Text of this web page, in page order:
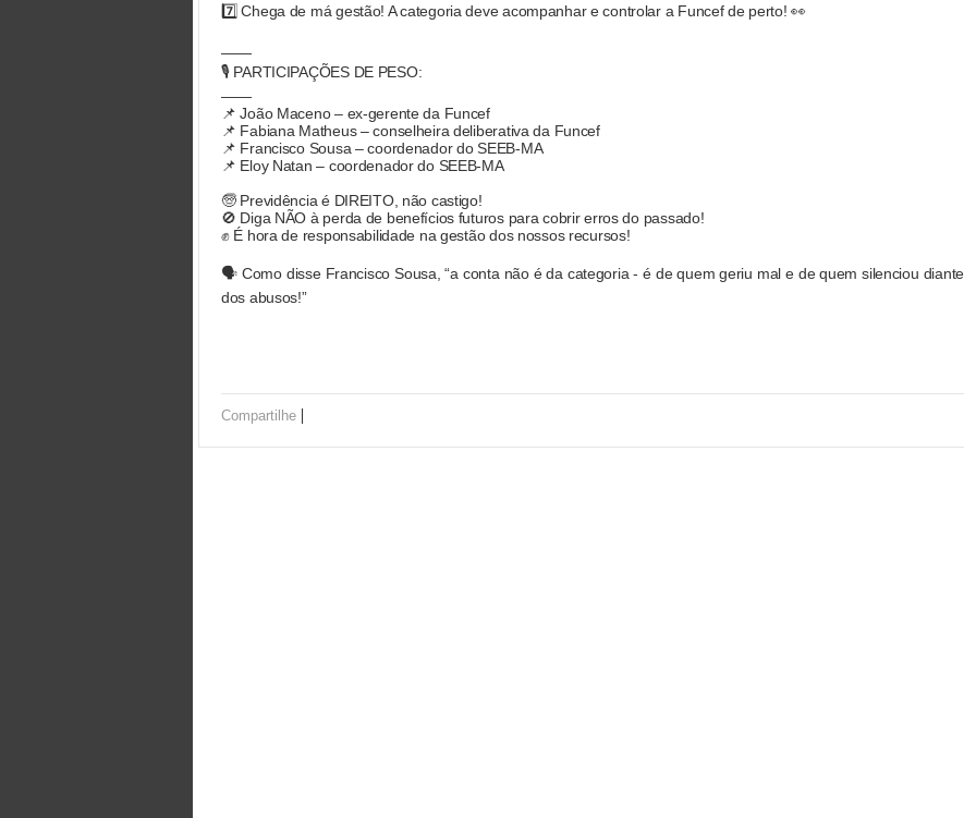
7️⃣ Chega de má gestão! A categoria deve acompanhar e controlar a Funcef de perto! 👀
——
🎙️ PARTICIPAÇÕES DE PESO:
——
📌 João Maceno – ex-gerente da Funcef
📌 Fabiana Matheus – conselheira deliberativa da Funcef
📌 Francisco Sousa – coordenador do SEEB-MA
📌 Eloy Natan – coordenador do SEEB-MA
🧓 Previdência é DIREITO, não castigo!
🚫 Diga NÃO à perda de benefícios futuros para cobrir erros do passado!
✊ É hora de responsabilidade na gestão dos nossos recursos!
🗣️ Como disse Francisco Sousa, “a conta não é da categoria - é de quem geriu mal e de quem silenciou diante
dos abusos!”
Compartilhe |